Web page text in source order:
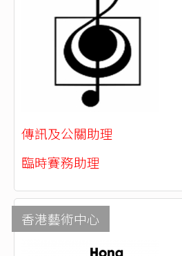
傳訊及公關助理
臨時賽務助理
香港藝術中心